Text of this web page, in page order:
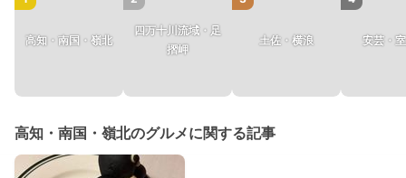
高知・南国・嶺北
四万十川流域・足
摺岬
土佐・横浪 安芸・
高知・南国・嶺北のグルメに関する記事